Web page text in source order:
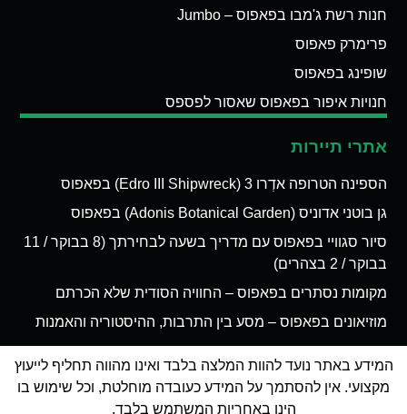
חנות רשת ג'מבו בפאפוס – Jumbo
פרימרק פאפוס
שופינג בפאפוס
חנויות איפור בפאפוס שאסור לפספס
אתרי תיירות
הספינה הטרופה אדְרו 3 (Edro III Shipwreck) בפאפוס
גן בוטני אדוניס (Adonis Botanical Garden) בפאפוס
סיור סגוויי בפאפוס עם מדריך בשעה לבחירתך (8 בבוקר / 11
בבוקר / 2 בצהרים)
מקומות נסתרים בפאפוס – החוויה הסודית שלא הכרתם
מוזיאונים בפאפוס – מסע בין התרבות, ההיסטוריה והאמנות
המידע באתר נועד להוות המלצה בלבד ואינו מהווה תחליף לייעוץ
מקצועי. אין להסתמך על המידע כעובדה מוחלטת, וכל שימוש בו
הינו באחריות המשתמש בלבד.